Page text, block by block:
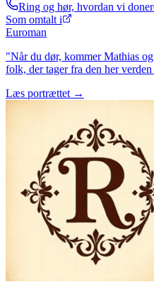
Ring og hør, hvordan vi
Som omtalt i
Euroman
"Når du dør, kommer Mathias
folk, der tager fra den her
Læs portrættet →